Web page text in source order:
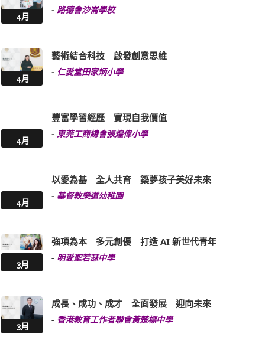
4月
- 路德會沙崙學校
4月
藝術結合科技 啟發創意思維
- 仁愛堂田家炳小學
4月
豐富學習經歷 實現自我價值
- 東莞工商總會張煌偉小學
4月
以愛為基 全人共育 築夢孩子美好未來
- 基督教樂道幼稚園
3月
強項為本 多元創優 打造 AI 新世代青年
- 明愛聖若瑟中學
3月
成長、成功、成才 全面發展 迎向未來
- 香港教育工作者聯會黃楚標中學